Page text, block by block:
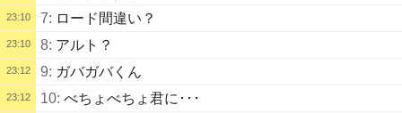
23:10 7: ロード間違い？
23:10 8: アルト？
23:12 9: ガバガバくん
23:12 10: べちょべちょ君に･･･